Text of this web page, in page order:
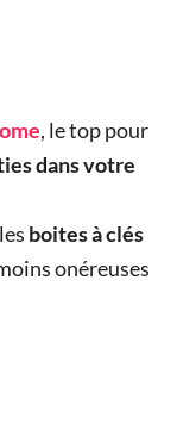
, le top pour
dans votre
boites à clés
onéreuses